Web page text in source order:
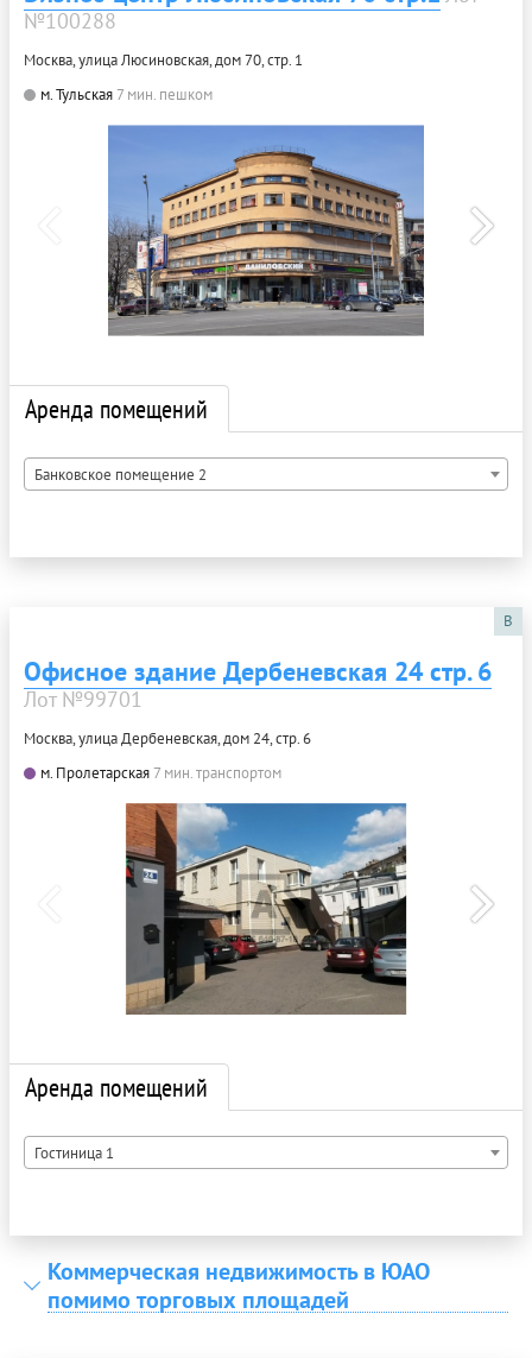
№100288
Москва, улица Люсиновская, дом 70, стр. 1
м. Тульская 7 мин. пешком
Аренда помещений
Банковское помещение 2
B
Офисное здание Дербеневская 24 стр. 6
Лот №99701
Москва, улица Дербеневская, дом 24, стр. 6
м. Пролетарская 7 мин. транспортом
Аренда помещений
Гостиница 1
Коммерческая недвижимость в ЮАО
помимо торговых площадей